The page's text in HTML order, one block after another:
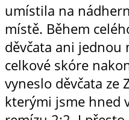
umístila na
místě. Během
děvčata ani jednou
celkové skóre
vyneslo děvčata ze
kterými jsme hned